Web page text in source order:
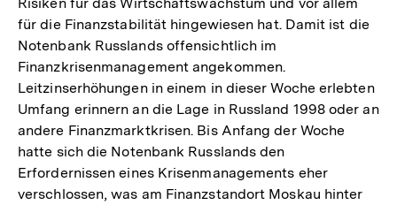
für die Finanzstabilität hingewiesen hat. Damit ist die
Notenbank Russlands offensichtlich im
Finanzkrisenmanagement angekommen.
Leitzinserhöhungen in einem in dieser Woche erlebten
Umfang erinnern an die Lage in Russland 1998 oder an
andere Finanzmarktkrisen. Bis Anfang der Woche
hatte sich die Notenbank Russlands den
Erfordernissen eines Krisenmanagements eher
verschlossen, was am Finanzstandort Moskau hinter